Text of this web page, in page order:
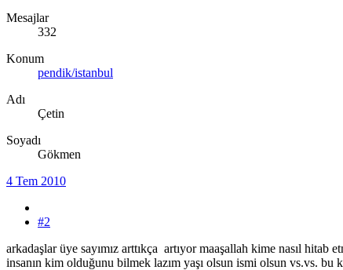
Mesajlar
332
Konum
pendik/istanbul
Adı
Çetin
Soyadı
Gökmen
4 Tem 2010
#2
arkadaşlar üye sayımız arttıkça artıyor maaşallah kime nasıl
insanın kim olduğunu bilmek lazım yaşı olsun ismi olsun vs.vs. bu